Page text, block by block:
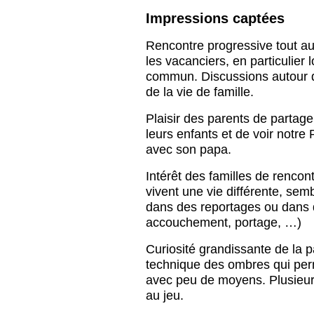
Impressions captées
Rencontre progressive tout
les vacanciers, en particulier
commun. Discussions autour
de la vie de famille.
Plaisir des parents de
leurs enfants et de voir notre
avec son papa.
Intérêt des familles de
vivent une vie différente,
dans des reportages ou
accouchement, portage, …)
Curiosité grandissante de la
technique des ombres qui
avec peu de moyens.
au jeu.